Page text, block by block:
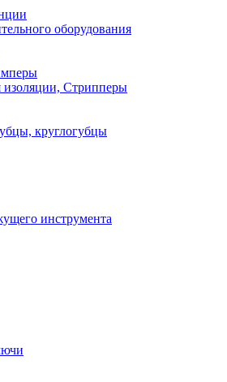
оборудования
изоляции, Стрипперы
круглогубцы
инструмента